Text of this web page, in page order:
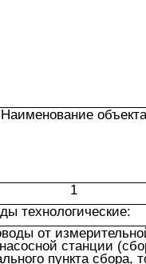
Наименование объекта
1
технологические:
от
станции
пункта сбора,